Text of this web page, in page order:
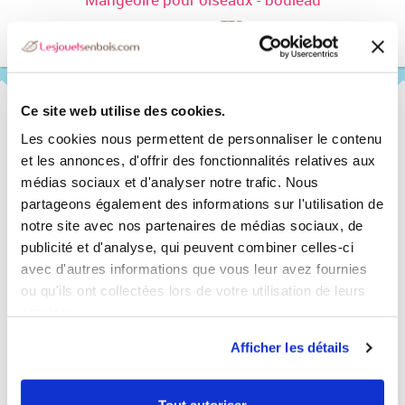
Ce site web utilise des cookies.
Les cookies nous permettent de personnaliser le contenu
et les annonces, d'offrir des fonctionnalités relatives aux
médias sociaux et d'analyser notre trafic. Nous
partageons également des informations sur l'utilisation de
notre site avec nos partenaires de médias sociaux, de
publicité et d'analyse, qui peuvent combiner celles-ci
avec d'autres informations que vous leur avez fournies
ou qu'ils ont collectées lors de votre utilisation de leurs
Afficher les détails
TTC
Appeau Tourterelle des bois
23,90 €TTC
Des avis clients
pour vous aider à mieux choisir
Expédition rapide
sous 48h dans le monde entier